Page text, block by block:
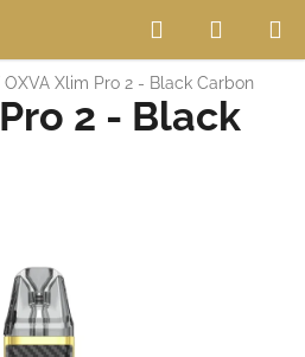
Hledat
KOŠÍK
OXVA Xlim Pro 2 - Black Carbon
2 - Black